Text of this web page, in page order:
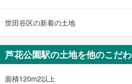
世田谷区の新着の土地
芦花公園駅の土地を他のこだ
面積120m2以上